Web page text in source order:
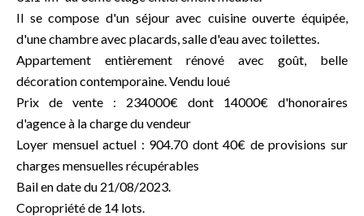
Il se compose d'un séjour avec cuisine ouverte équipée,
d'une chambre avec placards, salle d'eau avec toilettes.
Appartement entièrement rénové avec goût, belle
décoration contemporaine. Vendu loué
Prix de vente : 234000€ dont 14000€ d'honoraires
d'agence à la charge du vendeur
Loyer mensuel actuel : 904.70 dont 40€ de provisions sur
charges mensuelles récupérables
Bail en date du 21/08/2023.
Copropriété de 14 lots.